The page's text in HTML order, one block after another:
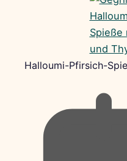
Halloumi-Pfirsich-